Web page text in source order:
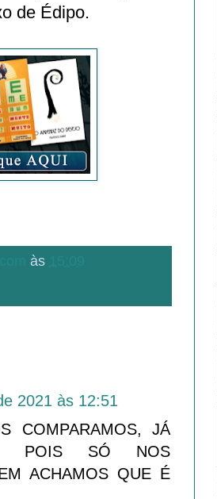
de Édipo.
às
2021 às 12:51
COMPARAMOS, JÁ
POIS SÓ NOS
ACHAMOS QUE É